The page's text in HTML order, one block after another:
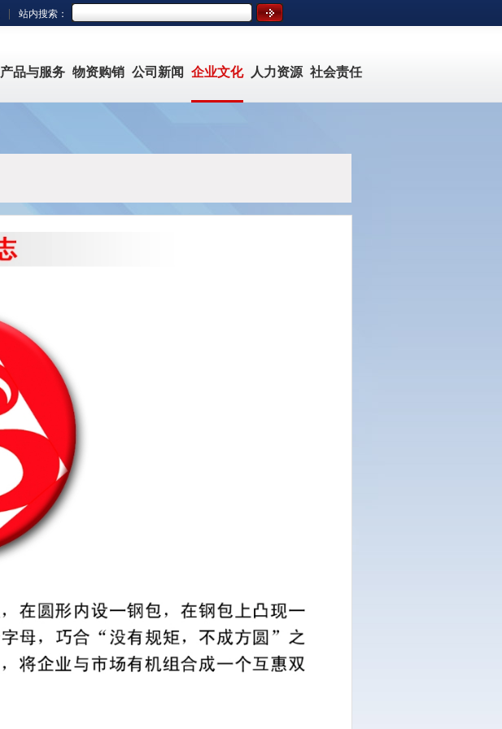
站内搜索：
产品与服务 物资购销 公司新闻 企业文化 人力资源 社会责任